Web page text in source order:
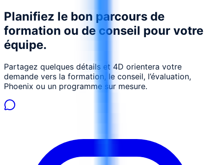
objectifs de performance de l’organisation.
Planifiez le bon parcours de
formation ou de conseil pour votre
équipe.
Partagez quelques détails et 4D orientera votre
demande vers la formation, le conseil, l’évaluation,
Phoenix ou un programme sur mesure.